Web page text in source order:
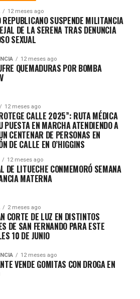
12 meses ago
REPUBLICANO SUSPENDE MILITANCIA
DE LA SERENA TRAS DENUNCIA
SEXUAL
12 meses ago
QUEMADURAS POR BOMBA
12 meses ago
CALLE 2025”: RUTA MÉDICA
PUESTA EN MARCHA ATENDIENDO A
CENTENAR DE PERSONAS EN
DE CALLE EN O’HIGGINS
12 meses ago
DE LITUECHE CONMEMORÓ SEMANA
MATERNA
2 meses ago
CORTE DE LUZ EN DISTINTOS
DE SAN FERNANDO PARA ESTE
10 DE JUNIO
12 meses ago
VENDE GOMITAS CON DROGA EN